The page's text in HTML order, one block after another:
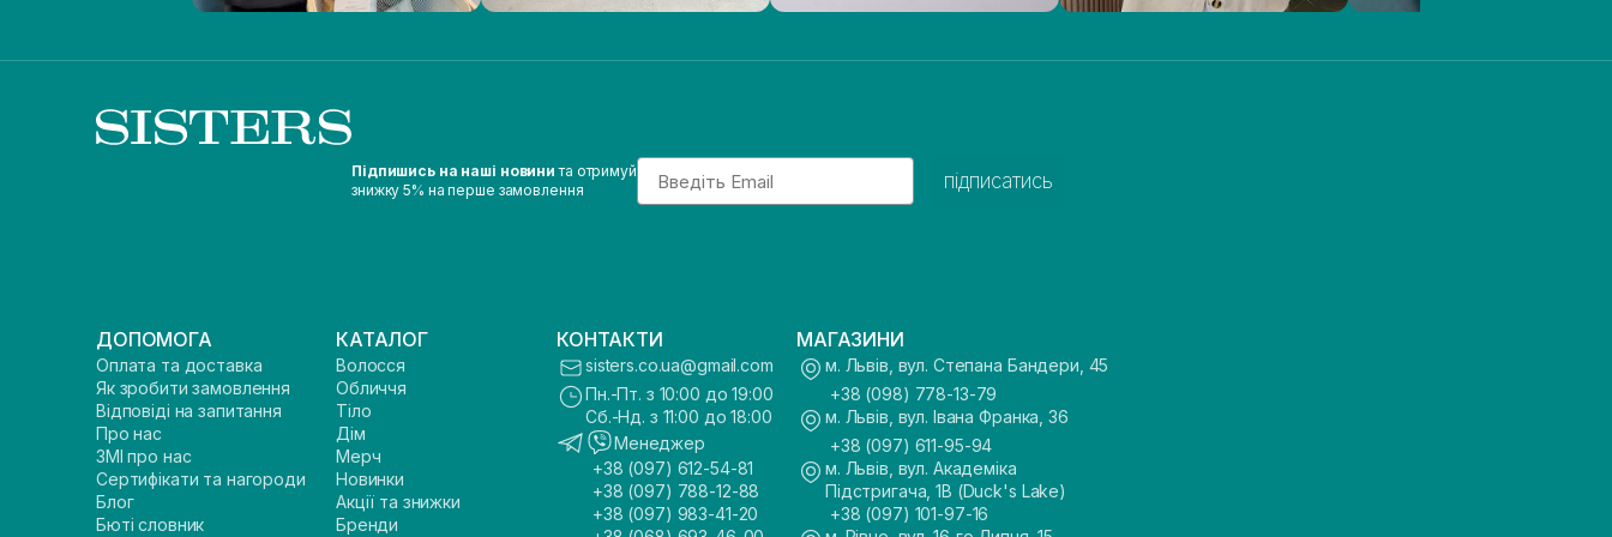
Підпишись на наші новини та отримуй
знижку 5% на перше замовлення
Email
підписатись
ДОПОМОГА
Оплата та доставка
Як зробити замовлення
Відповіді на запитання
Про нас
ЗМІ про нас
Сертифікати та нагороди
Блог
Бюті словник
КАТАЛОГ
Волосся
Обличчя
Тіло
Дім
Мерч
Новинки
Акції та знижки
Бренди
КОНТАКТИ
sisters.co.ua@gmail.com
Пн.-Пт. з 10:00 до 19:00
Сб.-Нд. з 11:00 до 18:00
Менеджер
+38 (097) 612-54-81
+38 (097) 788-12-88
+38 (097) 983-41-20
МАГАЗИНИ
м. Львів, вул. Степана Бандери, 45
+38 (098) 778-13-79
м. Львів, вул. Івана Франка, 36
+38 (097) 611-95-94
м. Львів, вул. Академіка
Підстригача, 1В (Duck's Lake)
+38 (097) 101-97-16